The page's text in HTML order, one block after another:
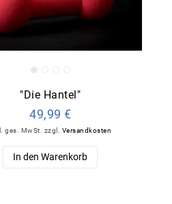
"Die Hantel"
49,99 €
ges. MwSt. zzgl. Versandkosten
In den Warenkorb